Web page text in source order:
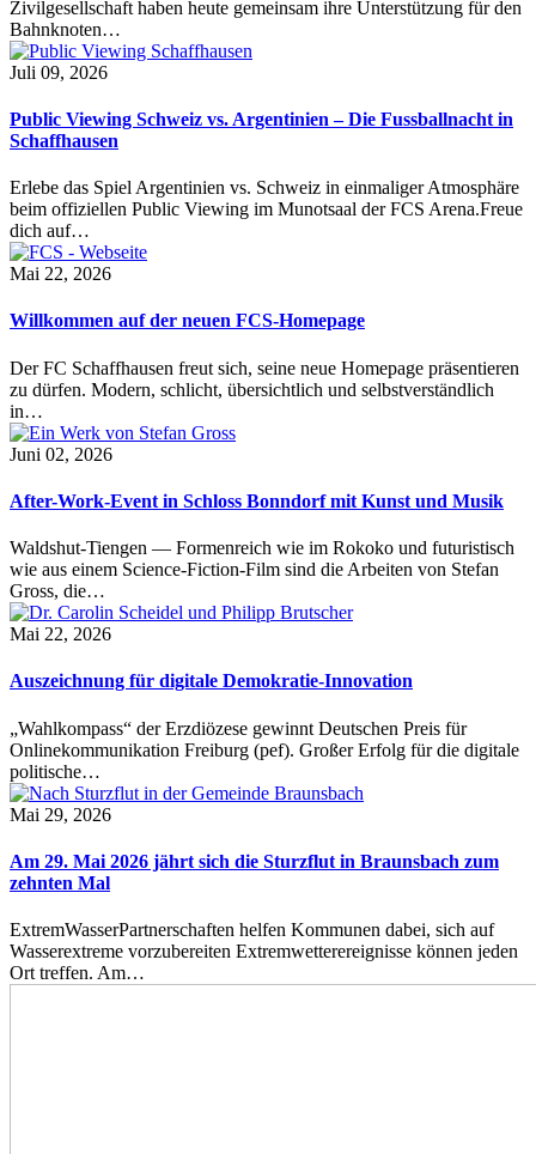
Zivilgesellschaft haben heute gemeinsam ihre Unterstützung für den
Bahnknoten…
Juli 09, 2026
Public Viewing Schweiz vs. Argentinien – Die Fussballnacht in
Schaffhausen
Erlebe das Spiel Argentinien vs. Schweiz in einmaliger Atmosphäre
beim offiziellen Public Viewing im Munotsaal der FCS Arena.Freue
dich auf…
Mai 22, 2026
Willkommen auf der neuen FCS-Homepage
Der FC Schaffhausen freut sich, seine neue Homepage präsentieren
zu dürfen. Modern, schlicht, übersichtlich und selbstverständlich
in…
Juni 02, 2026
After-Work-Event in Schloss Bonndorf mit Kunst und Musik
Waldshut-Tiengen — Formenreich wie im Rokoko und futuristisch
wie aus einem Science-Fiction-Film sind die Arbeiten von Stefan
Gross, die…
Mai 22, 2026
Auszeichnung für digitale Demokratie-Innovation
„Wahlkompass“ der Erzdiözese gewinnt Deutschen Preis für
Onlinekommunikation Freiburg (pef). Großer Erfolg für die digitale
politische…
Mai 29, 2026
Am 29. Mai 2026 jährt sich die Sturzflut in Braunsbach zum
zehnten Mal
ExtremWasserPartnerschaften helfen Kommunen dabei, sich auf
Wasserextreme vorzubereiten Extremwetterereignisse können jeden
Ort treffen. Am…